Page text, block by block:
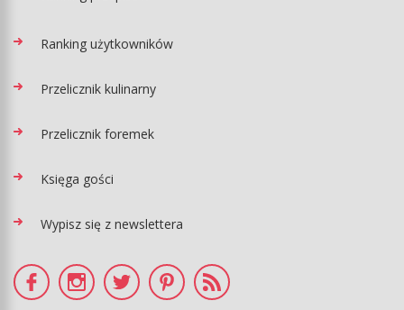
Ranking użytkowników
Przelicznik kulinarny
Przelicznik foremek
Księga gości
Wypisz się z newslettera